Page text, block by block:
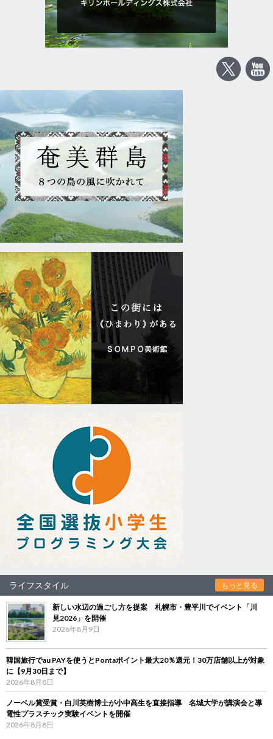
ライフスタイル もっと見る
新しい水辺の過ごし方を提案 札幌市・豊平川でイベント「川
見2026」を開催
2026年8月9日
韓国旅行でau PAYを使うとPontaポイント最大20％還元！30万店舗以上が対象
に【9月30日まで】
2026年8月8日
ノーベル賞受賞・白川英樹博士が小中高生を直接指導 名城大学が講演会と導
電性プラスチック実験イベントを開催
2026年8月8日